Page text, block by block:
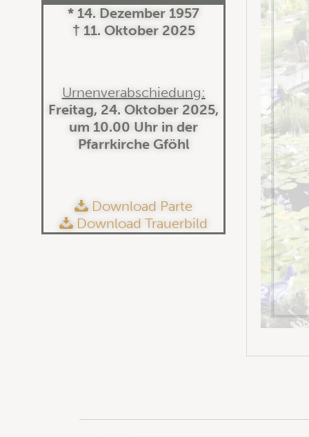
* 14. Dezember 1957
† 11. Oktober 2025
Urnenverabschiedung:
Freitag, 24. Oktober 2025,
um 10.00 Uhr in der
Pfarrkirche Gföhl
Download Parte
Download Trauerbild